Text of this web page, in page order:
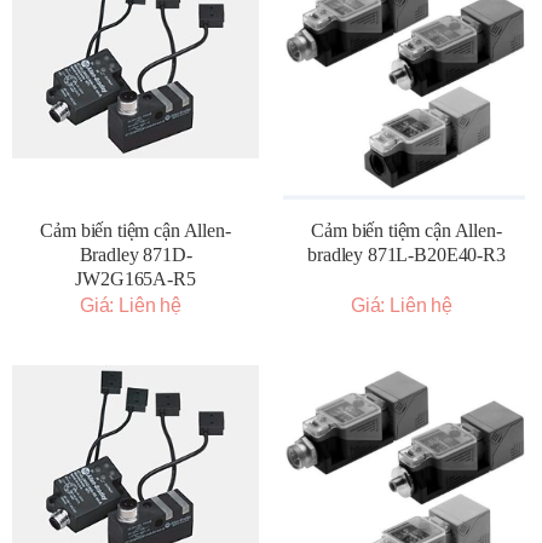
Cảm biến tiệm cận Allen-
Bradley 871D-
JW2G165A-R5
Giá: Liên hệ
Cảm biến tiệm cận Allen-
bradley 871L-B20E40-R3
Giá: Liên hệ